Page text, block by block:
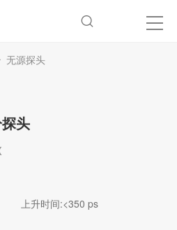
无源探头
头
上升时间:<350 ps